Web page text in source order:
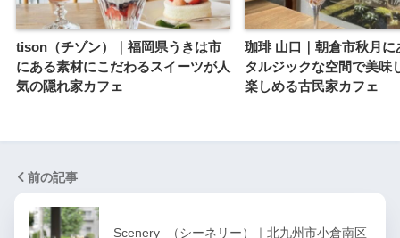
tison（チゾン）｜福岡県うきは市
にある素材にこだわるスイーツが人
気の隠れ家カフェ
珈琲 山口｜朝倉市秋月に
タルジックな空間で美味
楽しめる古民家カフェ
前の記事
Scenery_（シーネリー）｜北九州市小倉南区